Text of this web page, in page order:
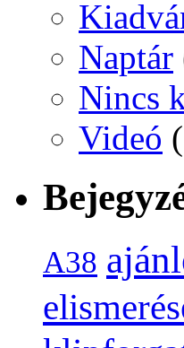
Naptár
Nincs
Videó
A38